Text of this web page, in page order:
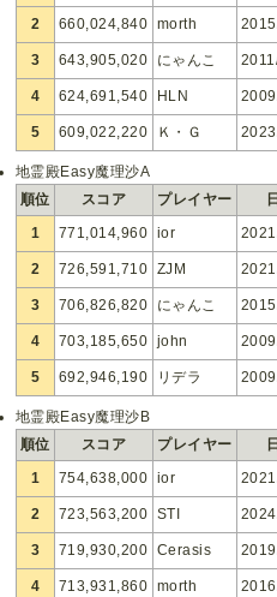
2
660,024,840 morth
3
643,905,020 にゃんこ
4
624,691,540 HLN
5
609,022,220 Ｋ・Ｇ
地霊殿Easy魔理沙A
順位
スコア プレイヤー
1
771,014,960 ior
2
726,591,710 ZJM
3
706,826,820 にゃんこ
4
703,185,650 john
5
692,946,190 リデラ
地霊殿Easy魔理沙B
順位
スコア プレイヤー
1
754,638,000 ior
2
723,563,200 STI
3
719,930,200 Cerasis
4
713,931,860 morth